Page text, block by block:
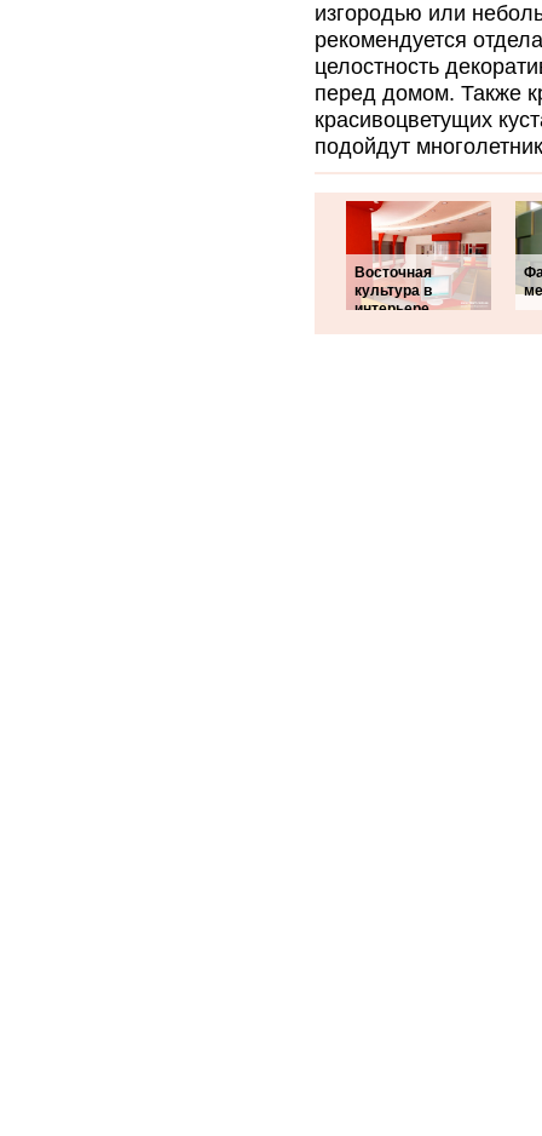
изгородью или
рекомендуется
целостность
перед домом. Также
красивоцветущих
подойдут
Восточная
культура в
интерьере